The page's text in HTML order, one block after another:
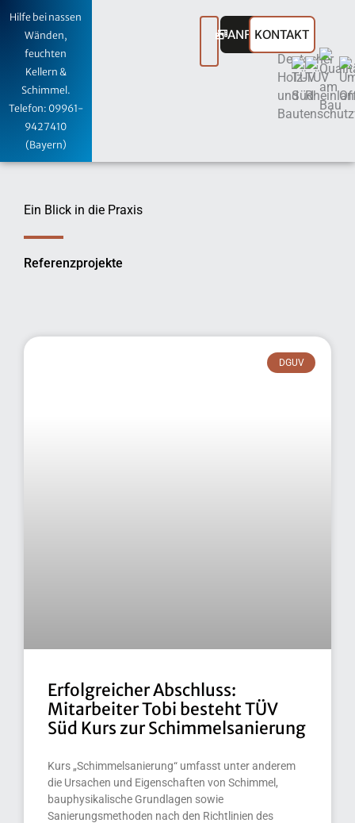
Zum
springen
Hilfe bei nassen
Wänden,
feuchten
Kellern &
Schimmel.
Telefon: 09961-
9427410
(Bayern)
ANFRAGEN
KONTAKT
Ein Blick in die Praxis
Referenzprojekte
DGUV
Erfolgreicher Abschluss:
Mitarbeiter Tobi besteht TÜV
Süd Kurs zur Schimmelsanierung
Kurs „Schimmelsanierung“ umfasst unter anderem
die Ursachen und Eigenschaften von Schimmel,
bauphysikalische Grundlagen sowie
Sanierungsmethoden nach den Richtlinien des